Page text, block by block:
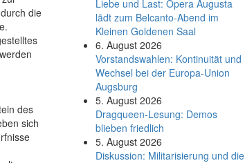
die
des
sich
Liebe und Last: Opera Augusta
lädt zum Belcanto-Abend im
Kleinen Goldenen Saal
6. August 2026
Vorstandswahlen: Kontinuität und
Wechsel bei der Europa-Union
Augsburg
5. August 2026
Dragqueen-Lesung: Demos
blieben friedlich
5. August 2026
Diskussion: Mi­li­ta­ri­sie­rung und die